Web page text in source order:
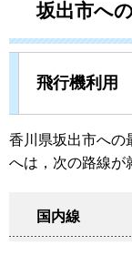
坂出市へ
飛行機利用
香川県坂出市への
へは，次の路線が
国内線